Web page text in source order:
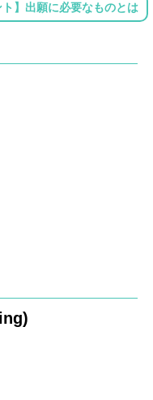
ト】出願に必要なものとは